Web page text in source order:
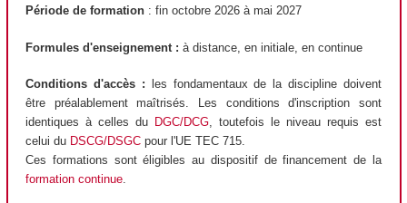
Période de formation : fin octobre 2026 à mai 2027
Formules d'enseignement : à distance, en initiale, en continue
Conditions d'accès :
les fondamentaux de la discipline doivent
être préalablement maîtrisés. Les conditions d'inscription sont
identiques à celles du DGC/DCG, toutefois le niveau requis est
celui du DSCG/DSGC pour l'UE TEC 715.
Ces formations sont éligibles au dispositif de financement de la
formation continue.